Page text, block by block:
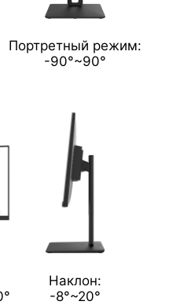
Портретный режим:
-90°~90°
Наклон:
-8°~20°